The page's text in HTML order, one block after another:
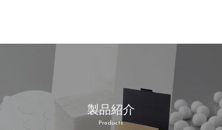
製品紹介
Products